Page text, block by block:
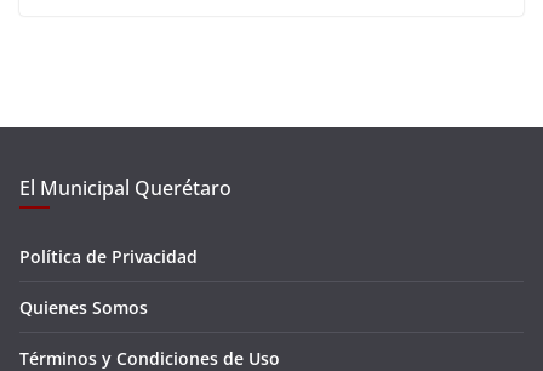
El Municipal Querétaro
Política de Privacidad
Quienes Somos
Términos y Condiciones de Uso